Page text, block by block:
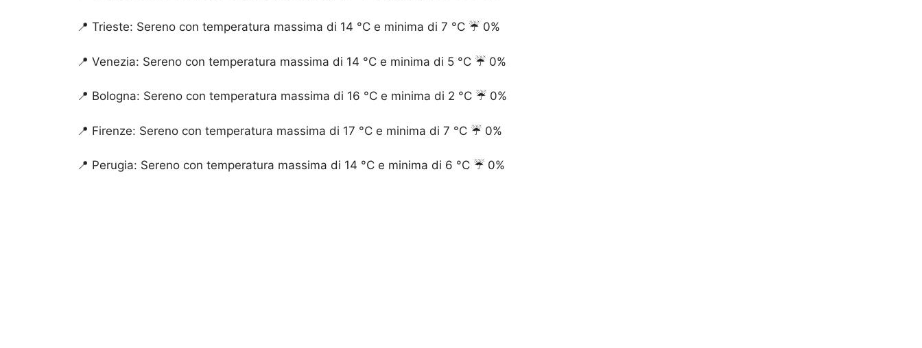
📍 Trieste: Sereno con temperatura massima di 14 °C e minima di 7 °C ☔️ 0%
📍 Venezia: Sereno con temperatura massima di 14 °C e minima di 5 °C ☔️ 0%
📍 Bologna: Sereno con temperatura massima di 16 °C e minima di 2 °C ☔️ 0%
📍 Firenze: Sereno con temperatura massima di 17 °C e minima di 7 °C ☔️ 0%
📍 Perugia: Sereno con temperatura massima di 14 °C e minima di 6 °C ☔️ 0%